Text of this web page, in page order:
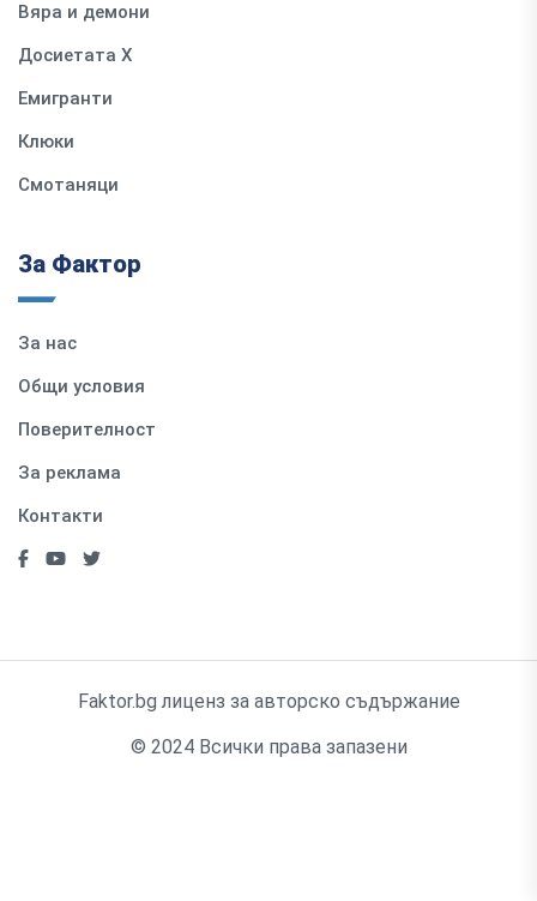
Вяра и демони
Досиетата Х
Емигранти
Клюки
Смотаняци
За Фактор
За нас
Общи условия
Поверителност
За реклама
Контакти
Faktor.bg лиценз за авторско съдържание
© 2024 Всички права запазени